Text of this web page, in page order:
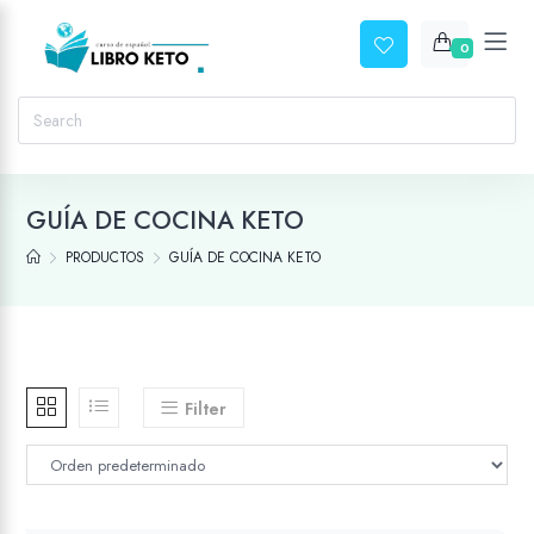
0
GUÍA DE COCINA KETO
PRODUCTOS GUÍA DE COCINA KETO
Filter